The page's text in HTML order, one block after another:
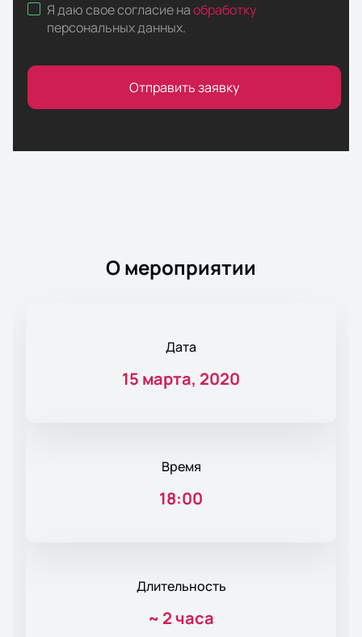
Я даю свое согласие наобработку
персональных данных.
Отправить заявку
О мероприятии
Дата
15 марта, 2020
Время
18:00
Длительность
~ 2 часа